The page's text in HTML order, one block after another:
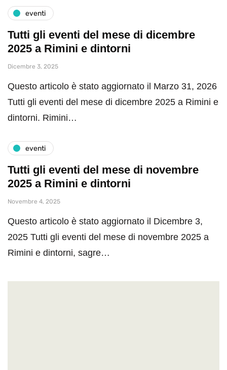
eventi
Tutti gli eventi del mese di dicembre
2025 a Rimini e dintorni
Dicembre 3, 2025
Questo articolo è stato aggiornato il Marzo 31, 2026
Tutti gli eventi del mese di dicembre 2025 a Rimini e
dintorni. Rimini…
eventi
Tutti gli eventi del mese di novembre
2025 a Rimini e dintorni
Novembre 4, 2025
Questo articolo è stato aggiornato il Dicembre 3,
2025 Tutti gli eventi del mese di novembre 2025 a
Rimini e dintorni, sagre…